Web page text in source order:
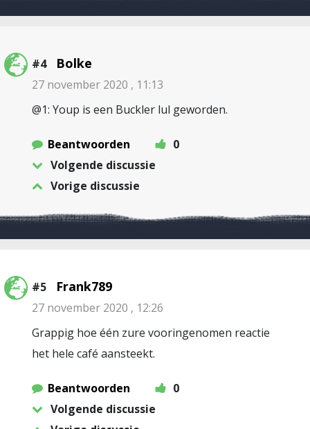
#4 Bolke
27 november 2020 , 11:13
@1: Youp is een Buckler lul geworden.
Beantwoorden
0
Volgende discussie
Vorige discussie
#5 Frank789
27 november 2020 , 12:26
Grappig hoe één zure vooringenomen reactie
het hele café aansteekt.
Beantwoorden
0
Volgende discussie